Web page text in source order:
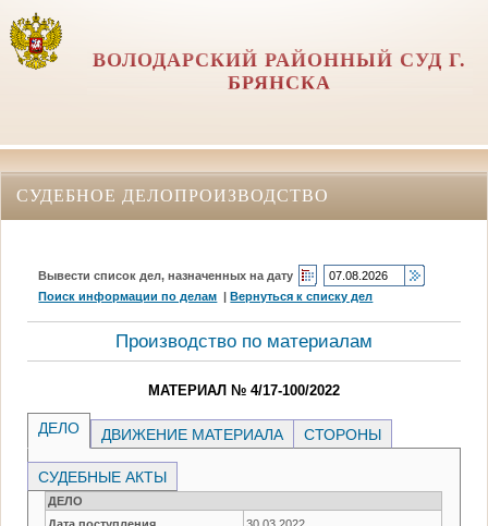
ВОЛОДАРСКИЙ РАЙОННЫЙ СУД Г.
БРЯНСКА
СУДЕБНОЕ ДЕЛОПРОИЗВОДСТВО
Вывести список дел, назначенных на дату
Поиск информации по делам |Вернуться к списку дел
Производство по материалам
МАТЕРИАЛ № 4/17-100/2022
ДЕЛО ДВИЖЕНИЕ МАТЕРИАЛА СТОРОНЫ
СУДЕБНЫЕ АКТЫ
ДЕЛО